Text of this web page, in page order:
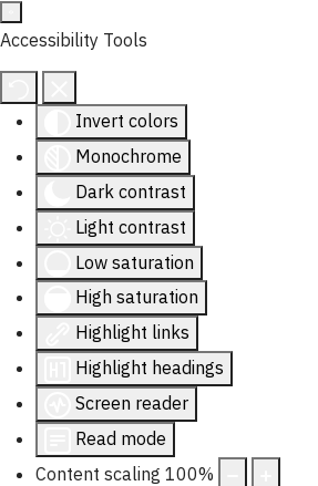
Accessibility Tools
Invert colors
Monochrome
Dark contrast
Light contrast
Low saturation
High saturation
Highlight links
Highlight headings
Screen reader
Read mode
Content scaling 100%